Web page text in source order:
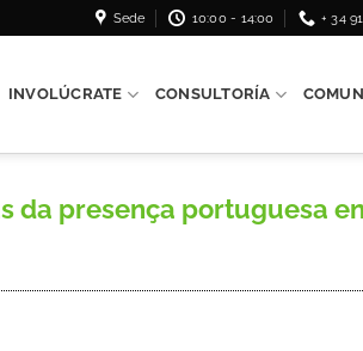
Sede 10:00 - 14:00 + 34
INVOLÚCRATE CONSULTORÍA
da presença portuguesa